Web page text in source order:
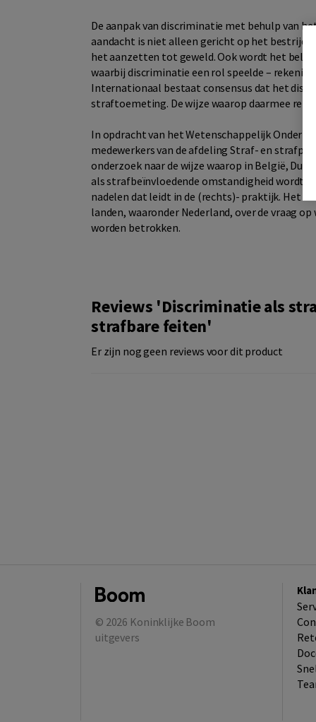
De aanpak van discriminatie met behulp van
aandacht is niet alleen gericht op het
het aanzetten tot geweld. Ook wordt het
waarbij discriminatie een rol speelde –
Internationaal bestaat consensus dat het
straftoemeting. De wijze waarop daarmee
In opdracht van het Wetenschappelijk
medewerkers van de afdeling Straf- en
onderzoek naar de wijze waarop in België,
als strafbeïnvloedende omstandigheid wordt
nadelen dat leidt in de (rechts)- praktijk. Het
landen, waaronder Nederland, over de vraag
worden betrokken.
Reviews 'Discriminatie als
strafbare feiten'
Er zijn nog geen reviews voor dit product
© 2026 Koninklijke Boom
uitgevers